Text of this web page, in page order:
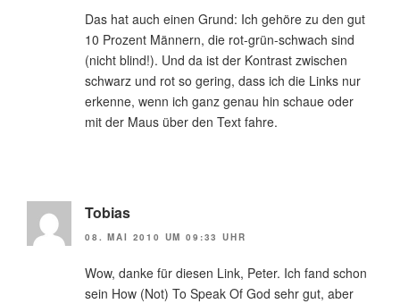
Das hat auch einen Grund: Ich gehöre zu den gut
10 Prozent Männern, die rot-grün-schwach sind
(nicht blind!). Und da ist der Kontrast zwischen
schwarz und rot so gering, dass ich die Links nur
erkenne, wenn ich ganz genau hin schaue oder
mit der Maus über den Text fahre.
Tobias
08. MAI 2010 UM 09:33 UHR
Wow, danke für diesen Link, Peter. Ich fand schon
sein How (Not) To Speak Of God sehr gut, aber